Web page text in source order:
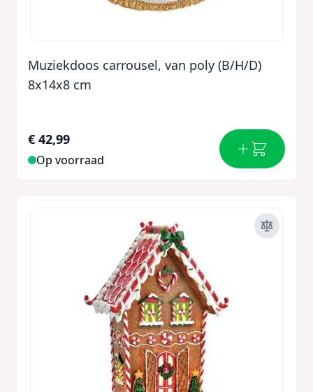
Muziekdoos carrousel, van poly (B/H/D)
8x14x8 cm
€ 42,99
Op voorraad